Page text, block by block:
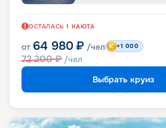
ОСТАЛАСЬ 1 КАЮТА
от 64 980 ₽ /чел
72 200₽ /чел
+1 000
Выбрать круиз